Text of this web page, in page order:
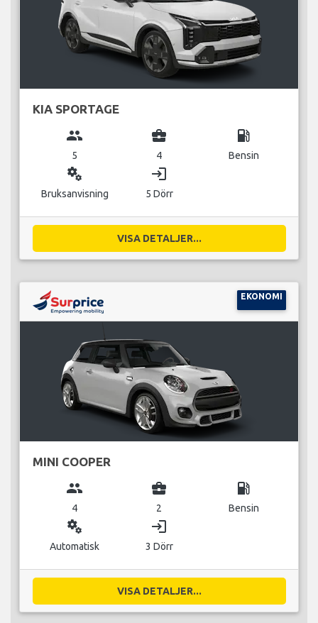
KIA SPORTAGE
group
5
business_center
4
local_gas_station
Bensin
miscellaneous_services
Bruksanvisning
login
5 Dörr
VISA DETALJER...
EKONOMI
MINI COOPER
group
4
business_center
2
local_gas_station
Bensin
miscellaneous_services
Automatisk
login
3 Dörr
VISA DETALJER...